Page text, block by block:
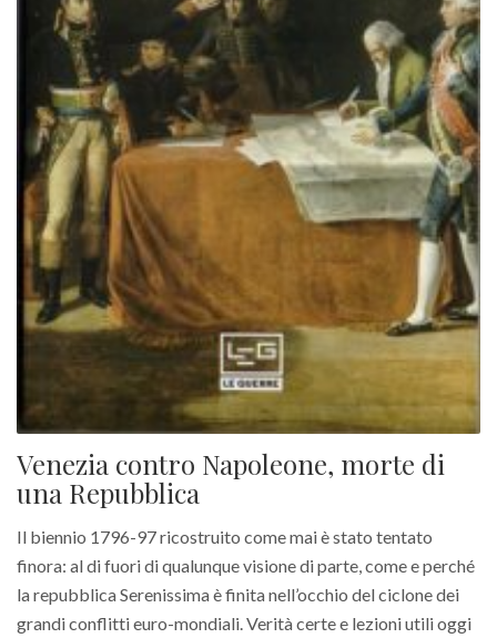
Venezia contro Napoleone, morte di
una Repubblica
Il biennio 1796-97 ricostruito come mai è stato tentato
finora: al di fuori di qualunque visione di parte, come e perché
la repubblica Serenissima è finita nell’occhio del ciclone dei
grandi conflitti euro-mondiali. Verità certe e lezioni utili oggi